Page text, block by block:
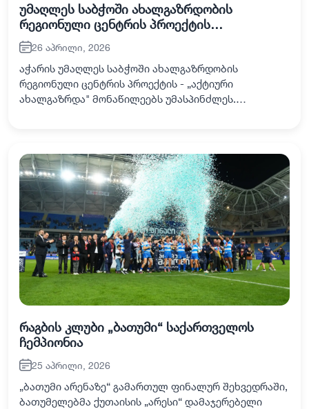
უმაღლეს საბჭოში ახალგაზრდობის
რეგიონული ცენტრის პროექტის
მონაწილეებს უმასპინძლეს
26 აპრილი, 2026
აჭარის უმაღლეს საბჭოში ახალგაზრდობის
რეგიონული ცენტრის პროექტის - „აქტიური
ახალგაზრდა" მონაწილეებს უმასპინძლეს.
რაგბის კლუბი „ბათუმი“ საქართველოს
ჩემპიონია
25 აპრილი, 2026
„ბათუმი არენაზე“ გამართულ ფინალურ შეხვედრაში,
ბათუმელებმა ქუთაისის „არესი“ დამაჯერებელი